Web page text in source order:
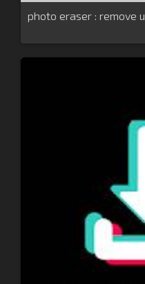
photo eraser : remove